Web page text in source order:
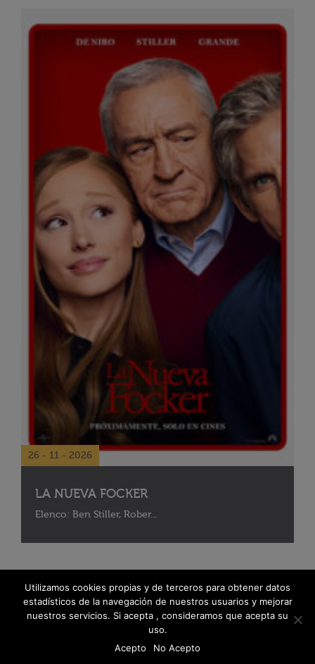
26 - 11 - 2026
LA NUEVA FOCKER
Elenco: Ben Stiller, Rober...
Utilizamos cookies propias y de terceros para obtener datos
estadísticos de la navegación de nuestros usuarios y mejorar
nuestros servicios. Si acepta , consideramos que acepta su
uso.
Acepto
No Acepto